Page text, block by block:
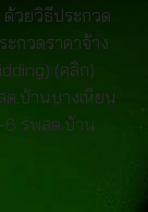
วยวิธีประกวด
ะกวดราคาจ้าง
(คลิก)
.บ้านบางเหียน
6 รพสต.บ้าน